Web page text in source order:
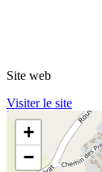
Site web
Visiter le site
+
−